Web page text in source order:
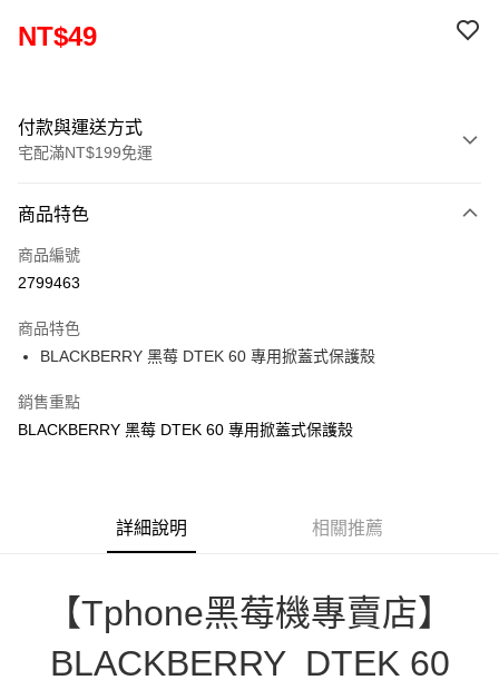
NT$49
付款與運送方式
宅配滿NT$199免運
信用卡一次付款
LINE Pay
悠遊付
ATM付款
到店自取-台北信義門市 (租借商品請先詢問客服)
商品特色
商品編號
2799463
商品特色
BLACKBERRY 黑莓 DTEK 60 專用掀蓋式保護殼
銷售重點
BLACKBERRY 黑莓 DTEK 60 專用掀蓋式保護殼
詳細說明 相關推薦
【Tphone黑莓機專賣店】
BLACKBERRY DTEK 60